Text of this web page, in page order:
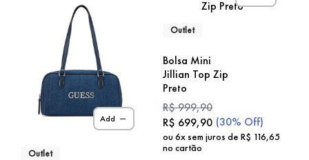
Add
Outlet
Outlet
Bolsa Mini
Jillian Top Zip
Preto
R$999,90
R$ 699,90 (30% Off)
ou6x sem juros de R$ 116,65
no cartão